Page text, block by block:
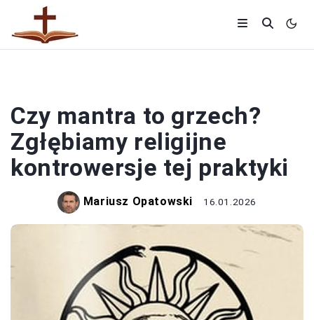
Czy mantra to grzech?
Zgłębiamy religijne
kontrowersje tej praktyki
Mariusz Opatowski 16.01.2026